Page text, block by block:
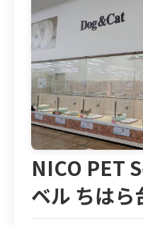
NICO PET
ベル ちはら